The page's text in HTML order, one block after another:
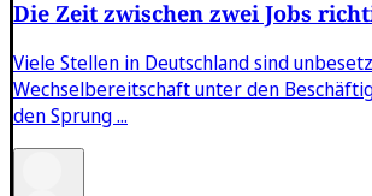
Die Zeit zwischen zwei Jobs
Viele Stellen in Deutschland sind
Wechselbereitschaft unter den
den Sprung ...